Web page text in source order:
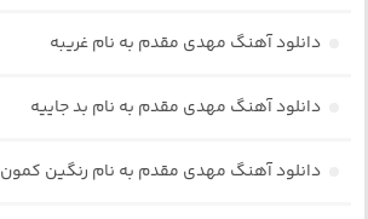
دانلود آهنگ مهدی مقدم به نام غریبه
دانلود آهنگ مهدی مقدم به نام بد جاییه
دانلود آهنگ مهدی مقدم به نام رنگین کمون